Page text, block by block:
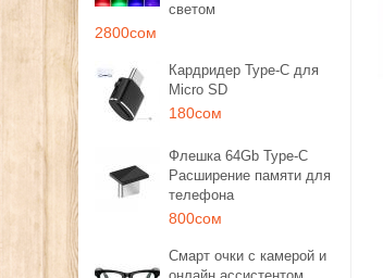
светом
2800сом
Кардридер Type-C для
Micro SD
180сом
Флешка 64Gb Type-C
Расширение памяти для
телефона
800сом
Смарт очки с камерой и